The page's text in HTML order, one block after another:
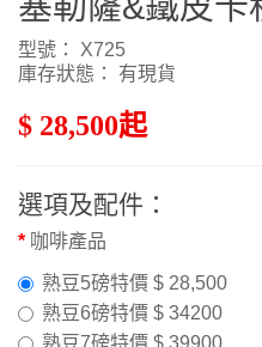
型號： X725
庫存狀態： 有現貨
$ 28,500起
選項及配件：
咖啡產品
熟豆5磅特價 $ 28,500
熟豆6磅特價 $ 34200
熟豆7磅特價 $ 39900